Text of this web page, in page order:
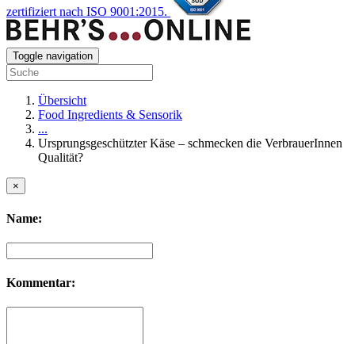
zertifiziert nach ISO 9001:2015.
Toggle navigation
Übersicht
Food Ingredients & Sensorik
...
Ursprungsgeschützter Käse – schmecken die VerbrauerInnen
Qualität?
×
Name:
Kommentar: